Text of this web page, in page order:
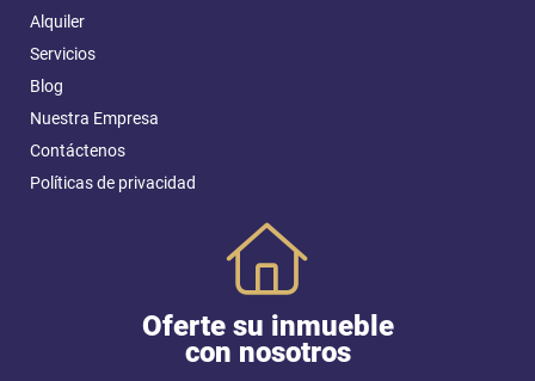
Alquiler
Servicios
Blog
Nuestra Empresa
Contáctenos
Políticas de privacidad
Oferte su inmueble
con nosotros